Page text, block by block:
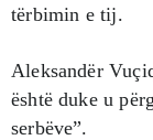
tërbimin e tij.
Aleksandër
është duke u
serbëve”.